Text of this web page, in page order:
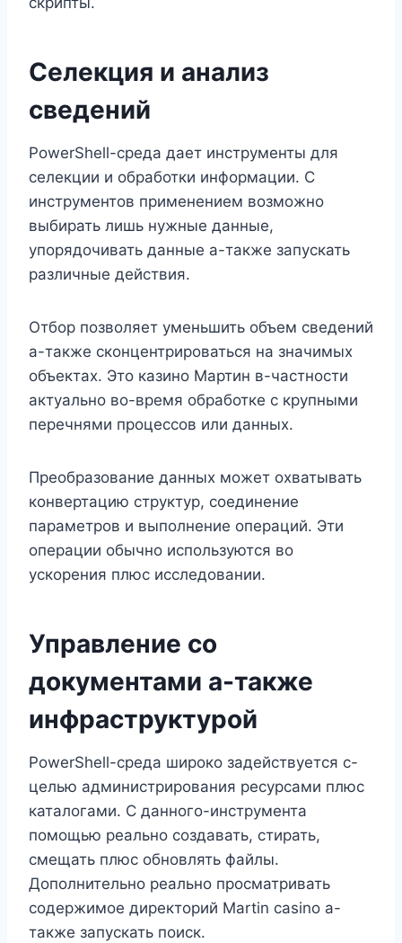
Селекция и анализ
сведений
PowerShell-среда дает инструменты для
селекции и обработки информации. С
инструментов применением возможно
выбирать лишь нужные данные,
упорядочивать данные а-также запускать
различные действия.
Отбор позволяет уменьшить объем сведений
а-также сконцентрироваться на значимых
объектах. Это казино Мартин в-частности
актуально во-время обработке с крупными
перечнями процессов или данных.
Преобразование данных может охватывать
конвертацию структур, соединение
параметров и выполнение операций. Эти
операции обычно используются во
ускорения плюс исследовании.
Управление со
документами а-также
инфраструктурой
PowerShell-среда широко задействуется с-
целью администрирования ресурсами плюс
каталогами. С данного-инструмента
помощью реально создавать, стирать,
смещать плюс обновлять файлы.
Дополнительно реально просматривать
содержимое директорий Martin casino а-
также запускать поиск.